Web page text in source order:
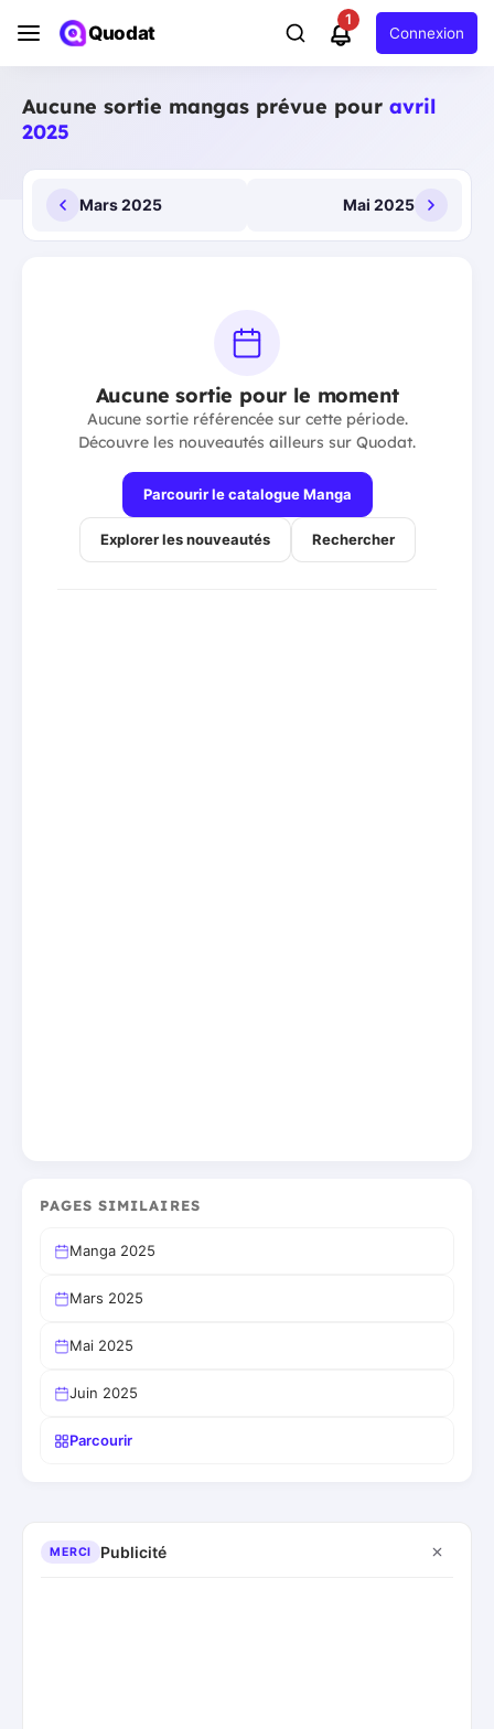
Quodat
1
Connexion
Aucune sortie mangas prévue pour avril
2025
Mars 2025 Mai 2025
Aucune sortie pour le moment
Aucune sortie référencée sur cette période.
Découvre les nouveautés ailleurs sur Quodat.
Parcourir le catalogue Manga
Explorer les nouveautés Rechercher
PAGES SIMILAIRES
Manga 2025
Mars 2025
Mai 2025
Juin 2025
Parcourir
MERCI Publicité